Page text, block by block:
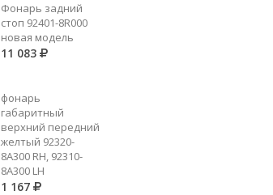
Фонарь задний
стоп 92401-8R000
новая модель
11 083
фонарь
габаритный
верхний передний
желтый 92320-
8A300 RH, 92310-
8А300 LH
1 167